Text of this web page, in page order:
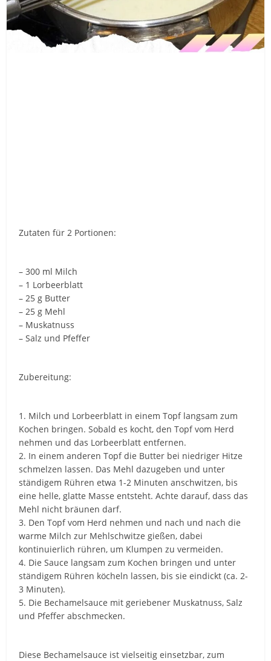
Zutaten für 2 Portionen:
– 300 ml Milch
– 1 Lorbeerblatt
– 25 g Butter
– 25 g Mehl
– Muskatnuss
– Salz und Pfeffer
Zubereitung:
1. Milch und Lorbeerblatt in einem Topf langsam zum
Kochen bringen. Sobald es kocht, den Topf vom Herd
nehmen und das Lorbeerblatt entfernen.
2. In einem anderen Topf die Butter bei niedriger Hitze
schmelzen lassen. Das Mehl dazugeben und unter
ständigem Rühren etwa 1-2 Minuten anschwitzen, bis
eine helle, glatte Masse entsteht. Achte darauf, dass das
Mehl nicht bräunen darf.
3. Den Topf vom Herd nehmen und nach und nach die
warme Milch zur Mehlschwitze gießen, dabei
kontinuierlich rühren, um Klumpen zu vermeiden.
4. Die Sauce langsam zum Kochen bringen und unter
ständigem Rühren köcheln lassen, bis sie eindickt (ca. 2-
3 Minuten).
5. Die Bechamelsauce mit geriebener Muskatnuss, Salz
und Pfeffer abschmecken.
Diese Bechamelsauce ist vielseitig einsetzbar, zum